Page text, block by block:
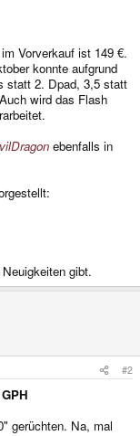
Vorverkauf ist 149 €.
konnte aufgrund
statt 2. Dpad, 3,5 statt
wird das Flash
ebenfalls in
gibt.
#2
gerüchten. Na, mal